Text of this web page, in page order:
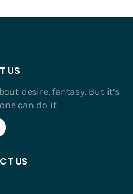
US
desire, fantasy. But it’s
can do it.
US